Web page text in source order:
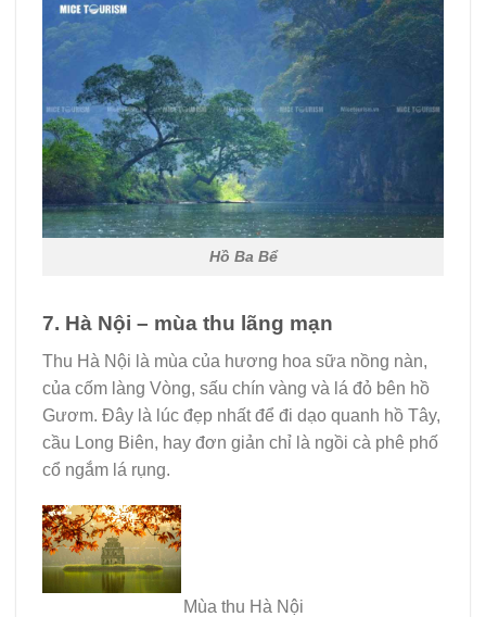
Hồ Ba Bể
7. Hà Nội – mùa thu lãng mạn
Thu Hà Nội là mùa của hương hoa sữa nồng nàn,
của cốm làng Vòng, sấu chín vàng và lá đỏ bên hồ
Gươm. Đây là lúc đẹp nhất để đi dạo quanh hồ Tây,
cầu Long Biên, hay đơn giản chỉ là ngồi cà phê phố
cổ ngắm lá rụng.
Mùa thu Hà Nội